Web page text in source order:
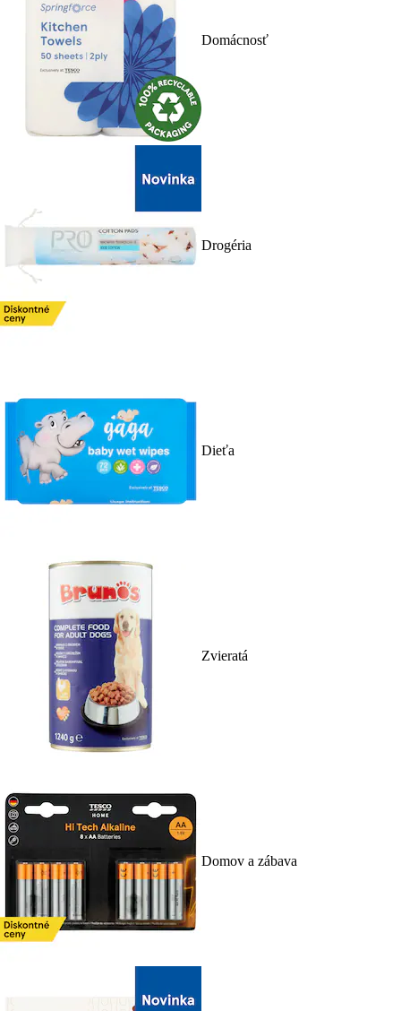
Domácnosť
Drogéria
Dieťa
Zvieratá
Domov a zábava